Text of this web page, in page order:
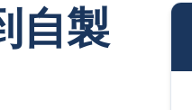
自製